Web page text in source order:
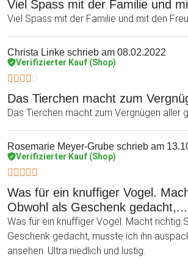
Viel Spass mit der Familie und
Viel Spass mit der Familie und mit den
Christa Linke schrieb am 08.02.2022
Verifizierter Kauf (Shop)
Das Tierchen macht zum
Das Tierchen macht zum Vergnügen aller
Rosemarie Meyer-Grube schrieb am
Verifizierter Kauf (Shop)
Was für ein knuffiger Vogel.
Obwohl als Geschenk gedacht,...
Was für ein knuffiger Vogel. Macht richtig
Geschenk gedacht, musste ich ihn
ansehen. Ultra niedlich und lustig.